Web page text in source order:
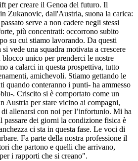
per creare il Genoa del futuro. Il
Zukanovic, dall'Austria, suona la carica:
serve a non cadere negli stessi
più concentrati: occorrono subito
su cui stiamo lavorando. Da questi
vede una squadra motivata a crescere
unico per prenderci le nostre
a calarci in questa prospettiva, tutto
amichevoli. Stiamo gettando le
quando conteranno i punti- ha ammesso
. Criscito si è comportato come un
Austria per stare vicino ai compagni,
allenarsi con noi per l’infortunio. Mi ha
dei giorni la condizione fisica è
ci sta in questa fase. Le voci di
Fa parte della nostra professione il
che partono e quelli che arrivano,
i rapporti che si creano".